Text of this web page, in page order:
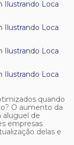
quando
? O aumento da
aluguel de
empresas
delas e